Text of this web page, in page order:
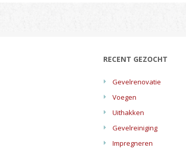
RECENT GEZOCHT
Gevelrenovatie
Voegen
Uithakken
Gevelreiniging
Impregneren